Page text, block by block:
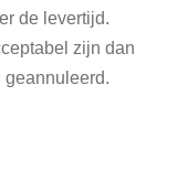
de levertijd.
zijn dan
geannuleerd.